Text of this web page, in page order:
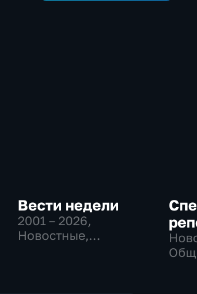
Вести недели
2001 – 2026,
Новостные,